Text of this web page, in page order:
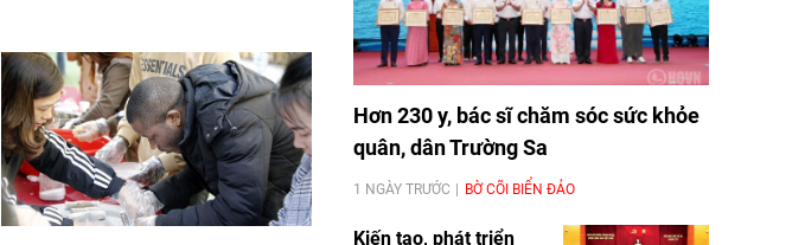
Hơn 230 y, bác sĩ chăm sóc sức khỏe
quân, dân Trường Sa
1 NGÀY TRƯỚC BỜ CÕI BIỂN ĐẢO
Kiến tạo, phát triển